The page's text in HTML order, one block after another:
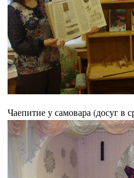
Чаепитие у самовара (досуг в